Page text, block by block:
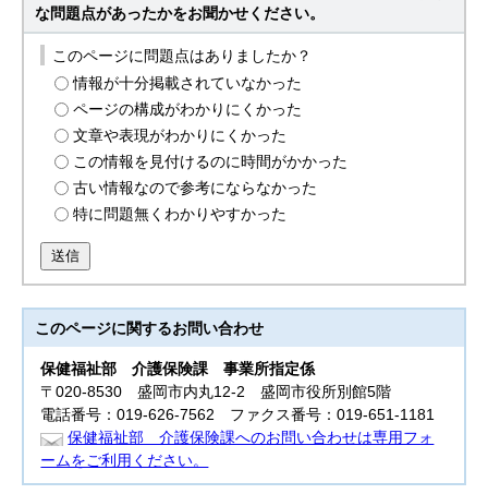
な問題点があったかをお聞かせください。
このページに問題点はありましたか？
情報が十分掲載されていなかった
ページの構成がわかりにくかった
文章や表現がわかりにくかった
この情報を見付けるのに時間がかかった
古い情報なので参考にならなかった
特に問題無くわかりやすかった
送信
このページに関するお問い合わせ
保健福祉部介護保険課 事業所指定係
〒020-8530 盛岡市内丸12-2 盛岡市役所別館5階
電話番号：019-626-7562 ファクス番号：019-651-1181
保健福祉部 介護保険課へのお問い合わせは専用フォ
ームをご利用ください。